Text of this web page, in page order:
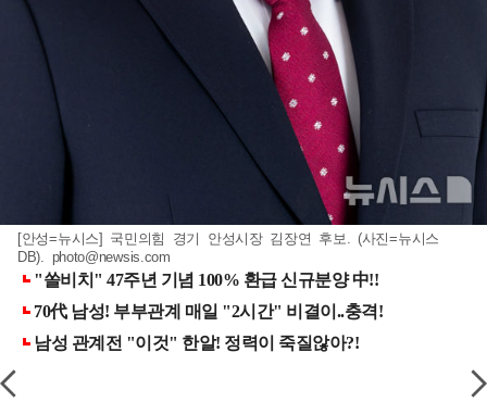
[안성=뉴시스] 국민의힘 경기 안성시장 김장연 후보. (사진=뉴시스
DB). photo@newsis.com